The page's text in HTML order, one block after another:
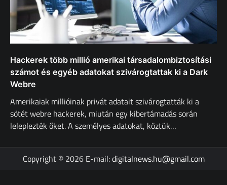
Hackerek több millió amerikai társadalombiztosítási
számot és egyéb adatokat szivárogtattak ki a Dark
Webre
Amerikaiak millióinak privát adatait szivárogtatták ki a
sötét webre hackerek, miután egy kibertámadás során
leleplezték őket. A személyes adatokat, köztük…
Copyright © 2026 E-mail:digitalnews.hu@gmail.com